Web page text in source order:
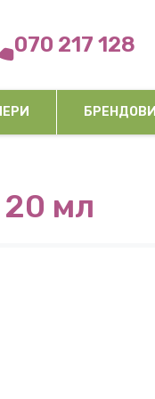
070 217 128
БРЕНДОВИ
20 мл